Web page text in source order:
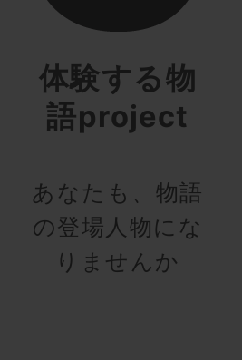
体験する物
語project
あなたも、物語
の登場人物にな
りませんか